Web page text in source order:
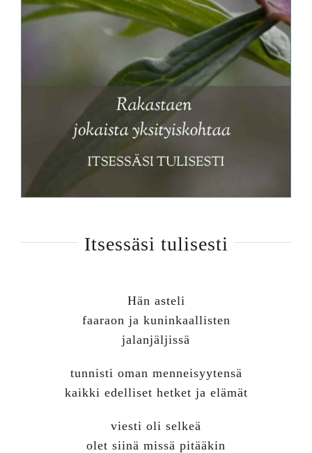
Itsessäsi tulisesti
Hän asteli
faaraon ja kuninkaallisten
jalanjäljissä
tunnisti oman menneisyytensä
kaikki edelliset hetket ja elämät
viesti oli selkeä
olet siinä missä pitääkin